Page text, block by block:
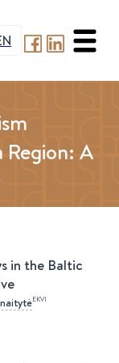
Region: A
in the Baltic
EKVI